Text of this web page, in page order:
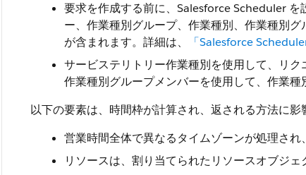
要求を作成する前に、Salesforce Scheduler
ー、作業種別グループ、作業種別、作業種別
が含まれます。詳細は、
「Salesforce
サービステリトリー作業種別を使用して、リ
作業種別グループメンバーを使用して、作業種
以下の要素は、時間枠が計算され、返される方法に影
営業時間全体で異なるタイムゾーンが処理され
リソースは、割り当てられたリソースオブジ